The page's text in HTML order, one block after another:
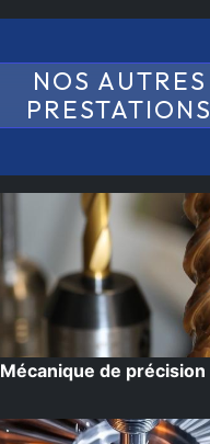
NOS AUTRES
PRESTATIONS
Mécanique de précision